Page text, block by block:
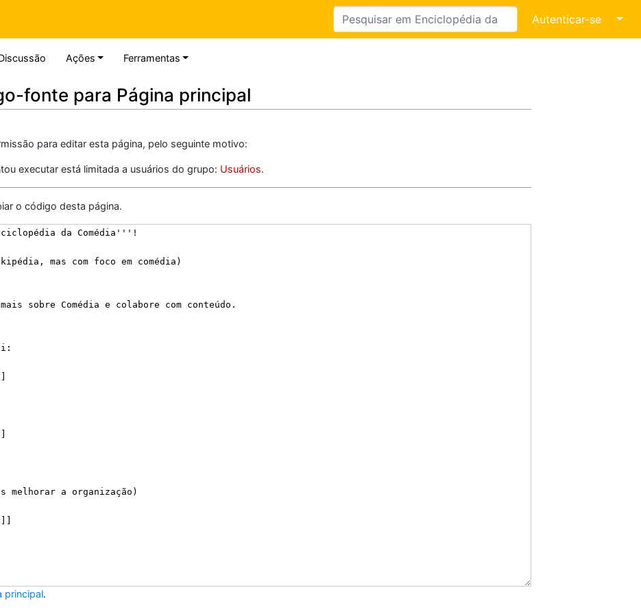
Autenticar-se ↓
Ações Ferramentas
fonte para Página principal
para editar esta página, pelo seguinte motivo:
executar está limitada a usuários do grupo: Usuários.
o código desta página.
principal.